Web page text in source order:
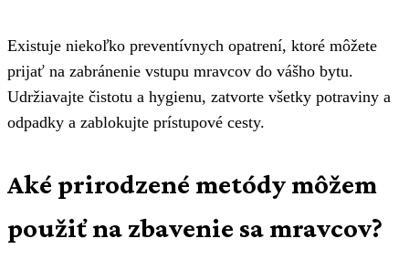
Existuje niekoľko preventívnych opatrení, ktoré môžete
prijať na zabránenie vstupu mravcov do vášho bytu.
Udržiavajte čistotu a hygienu, zatvorte všetky potraviny a
odpadky a zablokujte prístupové cesty.
Aké prirodzené metódy môžem
použiť na zbavenie sa mravcov?